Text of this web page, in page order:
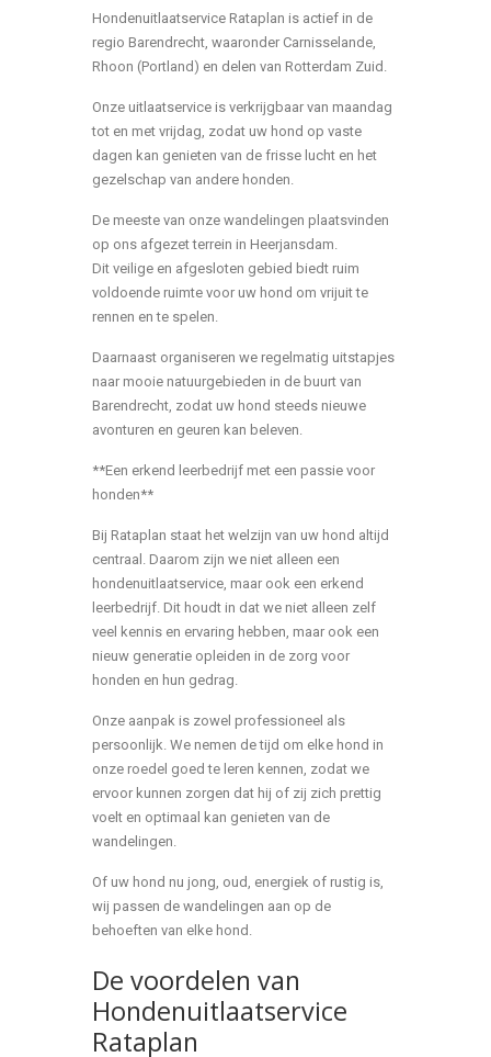
Hondenuitlaatservice Rataplan is actief in de
regio Barendrecht, waaronder Carnisselande,
Rhoon (Portland) en delen van Rotterdam Zuid.
Onze uitlaatservice is verkrijgbaar van maandag
tot en met vrijdag, zodat uw hond op vaste
dagen kan genieten van de frisse lucht en het
gezelschap van andere honden.
De meeste van onze wandelingen plaatsvinden
op ons afgezet terrein in Heerjansdam.
Dit veilige en afgesloten gebied biedt ruim
voldoende ruimte voor uw hond om vrijuit te
rennen en te spelen.
Daarnaast organiseren we regelmatig uitstapjes
naar mooie natuurgebieden in de buurt van
Barendrecht, zodat uw hond steeds nieuwe
avonturen en geuren kan beleven.
**Een erkend leerbedrijf met een passie voor
honden**
Bij Rataplan staat het welzijn van uw hond altijd
centraal. Daarom zijn we niet alleen een
hondenuitlaatservice, maar ook een erkend
leerbedrijf. Dit houdt in dat we niet alleen zelf
veel kennis en ervaring hebben, maar ook een
nieuw generatie opleiden in de zorg voor
honden en hun gedrag.
Onze aanpak is zowel professioneel als
persoonlijk. We nemen de tijd om elke hond in
onze roedel goed te leren kennen, zodat we
ervoor kunnen zorgen dat hij of zij zich prettig
voelt en optimaal kan genieten van de
wandelingen.
Of uw hond nu jong, oud, energiek of rustig is,
wij passen de wandelingen aan op de
behoeften van elke hond.
De voordelen van
Hondenuitlaatservice
Rataplan